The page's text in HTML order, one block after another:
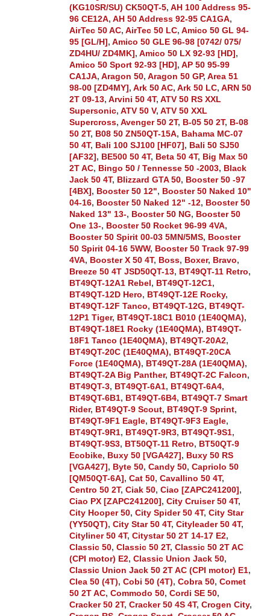
(KG10SR/SU) CK50QT-5, AH 100 Address 95-
96 CE12A, AH 50 Address 92-95 CA1GA,
AirTec 50 AC, AirTec 50 LC, Amico 50 GL 94-
95 [GL/H], Amico 50 GLE 96-98 [0742/ 075/
ZD4HU/ ZD4MK], Amico 50 LX 92-93 [HD],
Amico 50 Sport 92-93 [HD], AP 50 95-99
CA1JA, Aragon 50, Aragon 50 GP, Area 51
98-00 [ZD4MY], Ark 50 AC, Ark 50 LC, ARN 50
2T 09-13, Arvini 50 4T, ATV 50 RS XXL
Supersonic, ATV 50 V, ATV 50 XXL
Supercross, Avenger 50 2T, B-05 50 2T, B-08
50 2T, B08 50 ZN50QT-15A, Bahama MC-07
50 4T, Bali 100 SJ100 [HF07], Bali 50 SJ50
[AF32], BE500 50 4T, Beta 50 4T, Big Max 50
2T AC, Bingo 50 / Tennesse 50 -2003, Black
Jack 50 4T, Blizzard GTA 50, Booster 50 -97
[4BX], Booster 50 12", Booster 50 Naked 10"
04-16, Booster 50 Naked 12" -12, Booster 50
Naked 13" 13-, Booster 50 NG, Booster 50
One 13-, Booster 50 Rocket 96-99 4VA,
Booster 50 Spirit 00-03 5MN/5MS, Booster
50 Spirit 04-16 5WW, Booster 50 Track 97-99
4VA, Booster X 50 4T, Boss, Boxer, Bravo,
Breeze 50 4T JSD50QT-13, BT49QT-11 Retro,
BT49QT-12A1 Rebel, BT49QT-12C1,
BT49QT-12D Hero, BT49QT-12E Rocky,
BT49QT-12F Tanco, BT49QT-12G, BT49QT-
12P1 Tiger, BT49QT-18C1 B010 (1E40QMA),
BT49QT-18E1 Rocky (1E40QMA), BT49QT-
18F1 Tanco (1E40QMA), BT49QT-20A2,
BT49QT-20C (1E40QMA), BT49QT-20CA
Force (1E40QMA), BT49QT-28A (1E40QMA),
BT49QT-2A Big Panther, BT49QT-2C Falcon,
BT49QT-3, BT49QT-6A1, BT49QT-6A4,
BT49QT-6B1, BT49QT-6B4, BT49QT-7 Smart
Rider, BT49QT-9 Scout, BT49QT-9 Sprint,
BT49QT-9F1 Eagle, BT49QT-9F3 Eagle,
BT49QT-9R1, BT49QT-9R3, BT49QT-9S1,
BT49QT-9S3, BT50QT-11 Retro, BT50QT-9
Ecobike, Buxy 50 [VGA427], Buxy 50 RS
[VGA427], Byte 50, Candy 50, Capriolo 50
[QM50QT-6A], Cat 50, Cavallino 50 4T,
Centro 50 2T, Ciak 50, Ciao [ZAPC241200],
Ciao PX [ZAPC241200], City Cruiser 50 4T,
City Hooper 50, City Spider 50 4T, City Star
(YY50QT), City Star 50 4T, Cityleader 50 4T,
Cityliner 50 4T, Citystar 50 2T 14-17 E2,
Classic 50, Classic 50 2T, Classic 50 2T AC
(CPI motor) E2, Classic Union Jack 50,
Classic Union Jack 50 2T AC (CPI motor) E1,
Clea 50 (4T), Cobi 50 (4T), Cobra 50, Comet
50 2T AC, Commodo 50, Cordi SE 50,
Cracker 50 2T, Cracker 50 4S 4T, Crogen City,